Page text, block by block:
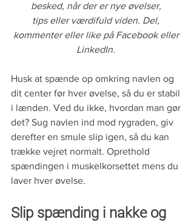
besked, når der er nye øvelser,
tips eller værdifuld viden. Del,
kommenter eller like på Facebook eller
LinkedIn.
Husk at spænde op omkring navlen og
dit center før hver øvelse, så du er stabil
i lænden. Ved du ikke, hvordan man gør
det? Sug navlen ind mod rygraden, giv
derefter en smule slip igen, så du kan
trække vejret normalt. Oprethold
spændingen i muskelkorsettet mens du
laver hver øvelse.
Slip spænding i nakke og